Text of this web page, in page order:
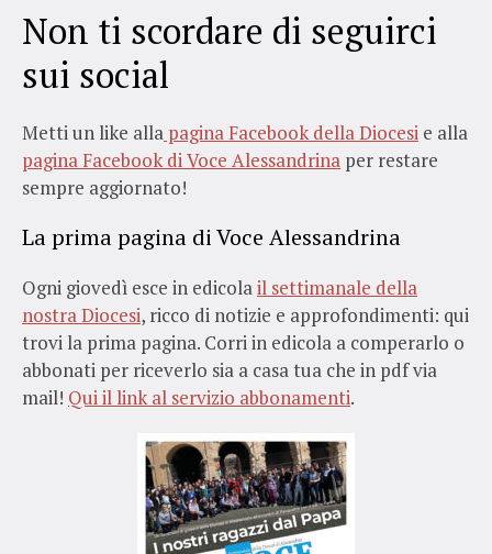
Non ti scordare di seguirci
sui social
Metti un like alla pagina Facebook della Diocesi e alla
pagina Facebook di Voce Alessandrina per restare
sempre aggiornato!
La prima pagina di Voce Alessandrina
Ogni giovedì esce in edicolail settimanale della
nostra Diocesi, ricco di notizie e approfondimenti: qui
trovi la prima pagina. Corri in edicola a comperarlo o
abbonati per riceverlo sia a casa tua che in pdf via
mail! Qui il link al servizio abbonamenti.